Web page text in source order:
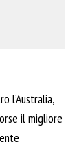
l’Australia,
il migliore